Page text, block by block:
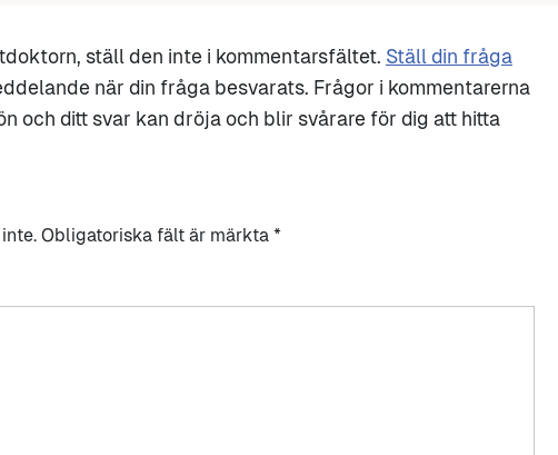
ställ den inte i kommentarsfältet. Ställ din fråga
när din fråga besvarats. Frågor i kommentarerna
och ditt svar kan dröja och blir svårare för dig att hitta
Obligatoriska fält är märkta *